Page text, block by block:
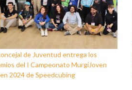
de Juventud entrega los
del I Campeonato MurgiJoven
2024 de Speedcubing